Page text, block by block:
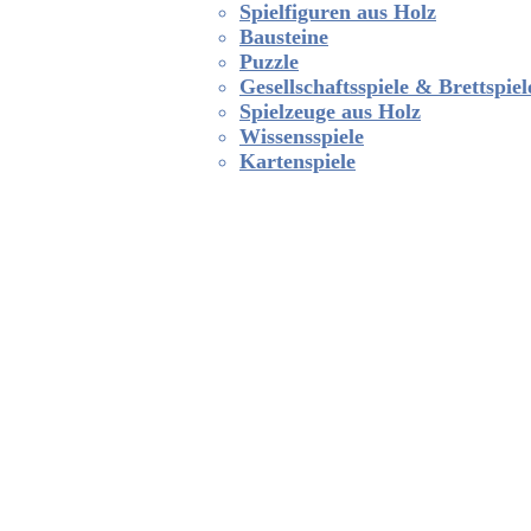
Spielfiguren aus Holz
Bausteine
Puzzle
Gesellschaftsspiele &
Spielzeuge aus Holz
Wissensspiele
Kartenspiele